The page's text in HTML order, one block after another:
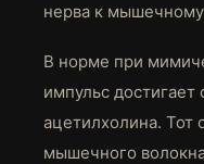
нерва к мышечному
В норме при
импульс
ацетилхолина. Тот
мышечного